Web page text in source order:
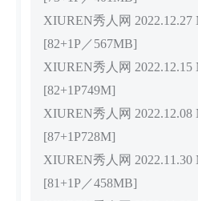
XIUREN秀人网 2022.12.27
[82+1P／567MB]
XIUREN秀人网 2022.12.15
[82+1P749M]
XIUREN秀人网 2022.12.08
[87+1P728M]
XIUREN秀人网 2022.11.30
[81+1P／458MB]